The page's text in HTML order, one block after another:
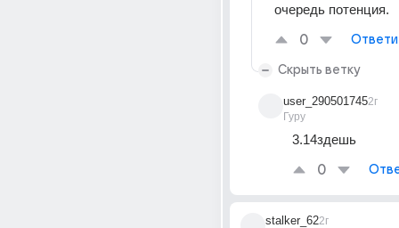
очередь потенция.
0
Скрыть ветку
user_290501745
Гуру
2г
3.14здешь
0
stalker_622г